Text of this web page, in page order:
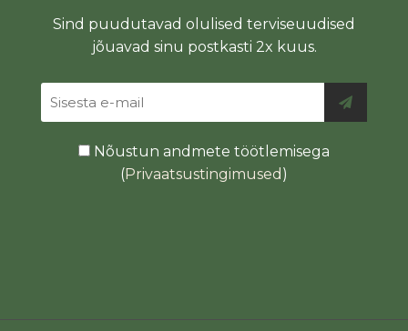
Sind puudutavad olulised terviseuudised
jõuavad sinu postkasti 2x kuus.
Nõustun andmete töötlemisega
(Privaatsustingimused )